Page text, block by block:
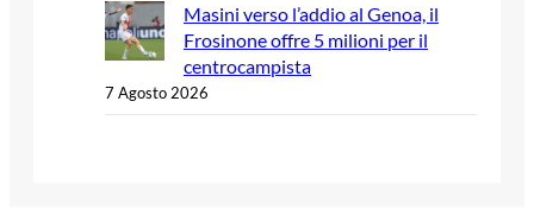
Masini verso l’addio al Genoa, il
Frosinone offre 5 milioni per il
centrocampista
7 Agosto 2026